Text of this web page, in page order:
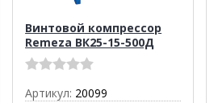
Винтовой компрессор
Remeza ВК25-15-500Д
Артикул: 20099